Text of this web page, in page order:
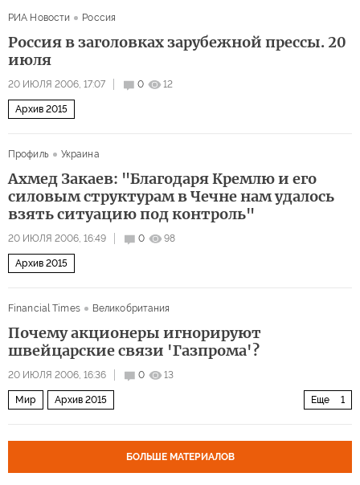
РИА Новости Россия
Россия в заголовках зарубежной прессы. 20
июля
20 ИЮЛЯ 2006, 17:07 0 12
Архив 2015
Профиль Украина
Ахмед Закаев: "Благодаря Кремлю и его
силовым структурам в Чечне нам удалось
взять ситуацию под контроль"
20 ИЮЛЯ 2006, 16:49 0 98
Архив 2015
Financial Times Великобритания
Почему акционеры игнорируют
швейцарские связи 'Газпрома'?
20 ИЮЛЯ 2006, 16:36 0 13
Еще 1
Мир Архив 2015
БОЛЬШЕ МАТЕРИАЛОВ